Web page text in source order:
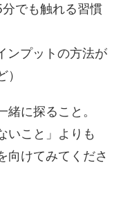
でも触れる習慣
ンプットの方法が
に探ること。
いこと」よりも
向けてみてくださ